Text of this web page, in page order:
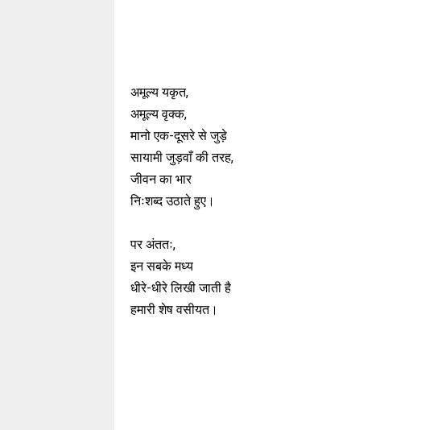
अमूल्य यकृत,
अमूल्य वृक्क,
मानो एक-दूसरे से जुड़े
सायामी जुड़वाँ की तरह,
जीवन का भार
निःशब्द उठाते हुए।
पर अंततः,
इन सबके मध्य
धीरे-धीरे लिखी जाती है
हमारी शेष वसीयत।